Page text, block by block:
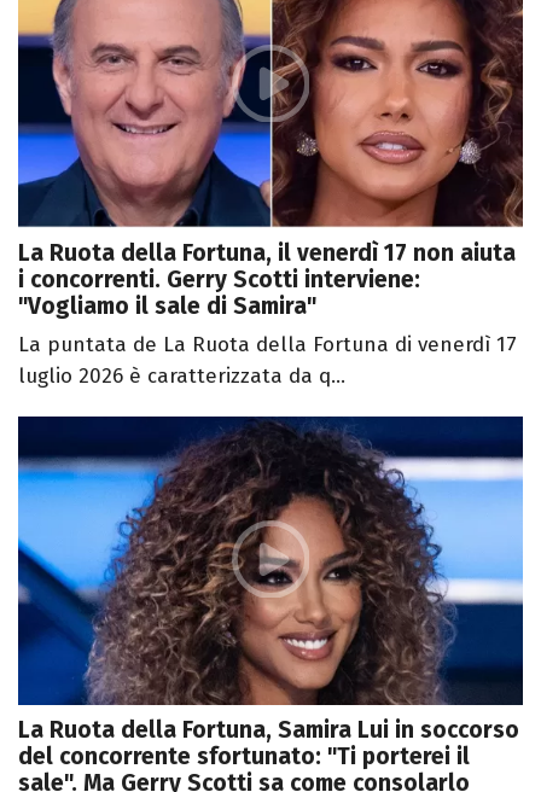
La Ruota della Fortuna, il venerdì 17 non aiuta
i concorrenti. Gerry Scotti interviene:
"Vogliamo il sale di Samira"
La puntata de La Ruota della Fortuna di venerdì 17
luglio 2026 è caratterizzata da q...
La Ruota della Fortuna, Samira Lui in soccorso
del concorrente sfortunato: "Ti porterei il
sale". Ma Gerry Scotti sa come consolarlo